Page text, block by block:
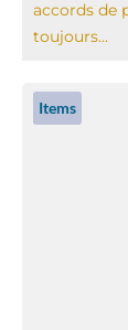
accords de
toujours...
Items